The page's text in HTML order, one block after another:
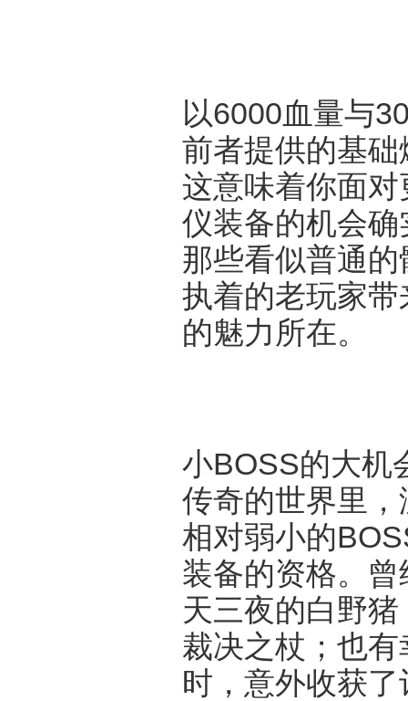
以6000血量与
前者提供的基
这意味着你面
仪装备的机会
那些看似普通
执着的老玩家
的魅力所在。
小BOSS的大机
传奇的世界里
相对弱小的
装备的资格。
天三夜的白野
裁决之杖；也
时，意外收获